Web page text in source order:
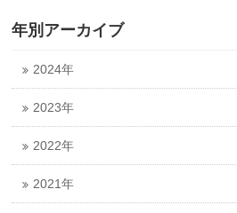
年別アーカイブ
2024年
2023年
2022年
2021年